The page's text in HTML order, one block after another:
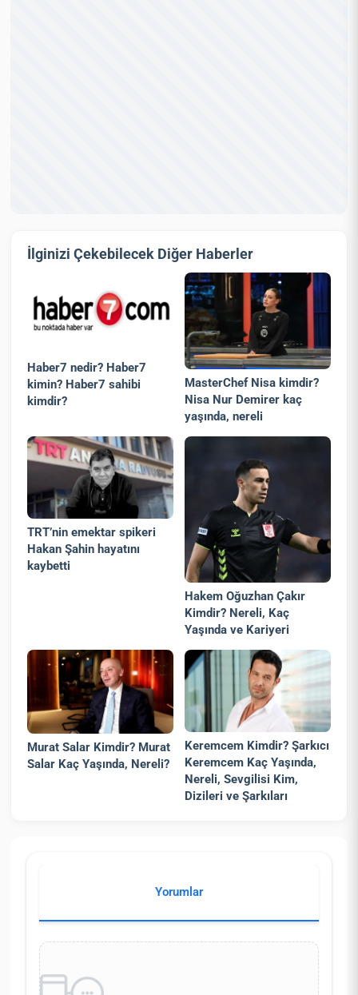
İlginizi Çekebilecek Diğer Haberler
Haber7 nedir? Haber7
kimin? Haber7 sahibi
kimdir?
MasterChef Nisa kimdir?
Nisa Nur Demirer kaç
yaşında, nereli
TRT’nin emektar spikeri
Hakan Şahin hayatını
kaybetti
Hakem Oğuzhan Çakır
Kimdir? Nereli, Kaç
Yaşında ve Kariyeri
Murat Salar Kimdir? Murat
Salar Kaç Yaşında, Nereli?
Keremcem Kimdir? Şarkıcı
Keremcem Kaç Yaşında,
Nereli, Sevgilisi Kim,
Dizileri ve Şarkıları
Yorumlar